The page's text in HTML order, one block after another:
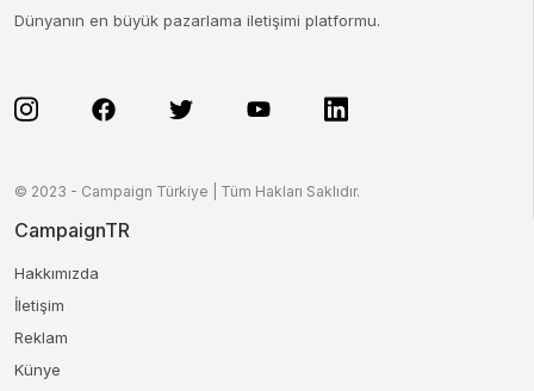
Dünyanın en büyük pazarlama iletişimi platformu.
© 2023 - Campaign Türkiye | Tüm Hakları Saklıdır.
CampaignTR
Hakkımızda
İletişim
Reklam
Künye